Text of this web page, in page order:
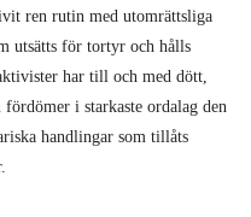
ren rutin med utomrättsliga
utsätts för tortyr och hålls
har till och med dött,
i starkaste ordalag den
handlingar som tillåts